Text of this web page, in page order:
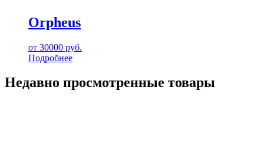
Orpheus
от 30000 руб.
Подробнее
Недавно просмотренные товары